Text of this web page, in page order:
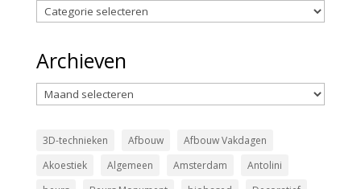
Categorieën
Archieven
Archieven
3D-technieken Afbouw
Afbouw Vakdagen
Akoestiek
Algemeen Amsterdam
Antolini